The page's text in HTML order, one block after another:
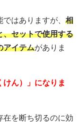
はありますが、 相
、セットで使用する
アイテムがありま
ん）」になりま
在を断ち切るのに効